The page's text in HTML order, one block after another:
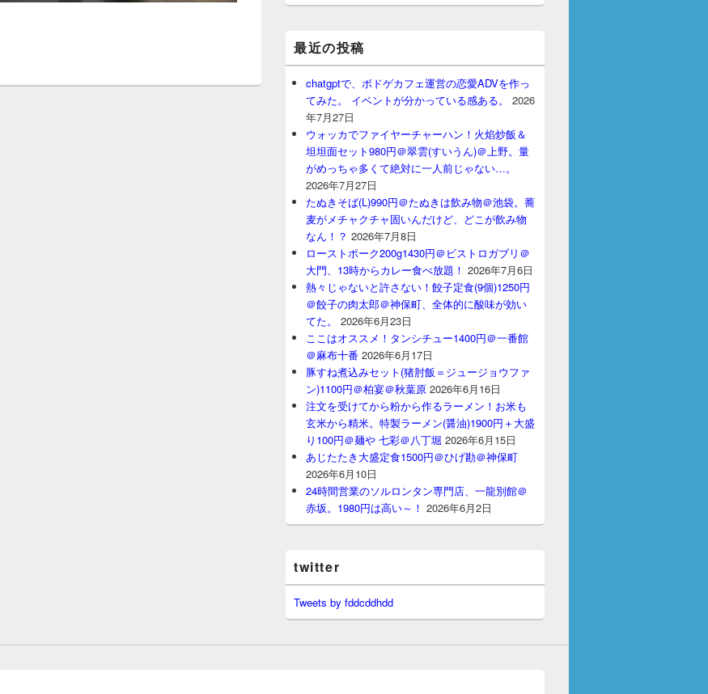
最近の投稿
chatgptで、ボドゲカフェ運営の恋愛ADVを作っ
てみた。 イベントが分かっている感ある。
2026
年7月27日
ウォッカでファイヤーチャーハン！火焰炒飯＆
坦坦面セット980円＠翠雲(すいうん)＠上野。量
がめっちゃ多くて絶対に一人前じゃない…。
2026年7月27日
たぬきそば(L)990円＠たぬきは飲み物＠池袋。蕎
麦がメチャクチャ固いんだけど、どこが飲み物
なん！？ 2026年7月8日
ローストポーク200g1430円＠ビストロガブリ＠
大門、13時からカレー食べ放題！ 2026年7月6日
熱々じゃないと許さない！餃子定食(9個)1250円
＠餃子の肉太郎＠神保町、全体的に酸味が効い
てた。
2026年6月23日
ここはオススメ！タンシチュー1400円＠一番館
＠麻布十番 2026年6月17日
豚すね煮込みセット(猪肘飯＝ジュージョウファ
ン)1100円＠柏宴＠秋葉原 2026年6月16日
注文を受けてから粉から作るラーメン！お米も
玄米から精米。特製ラーメン(醤油)1900円＋大盛
り100円＠麺や 七彩＠八丁堀 2026年6月15日
あじたたき大盛定食1500円＠ひげ勘＠神保町
2026年6月10日
24時間営業のソルロンタン専門店、一龍別館＠
赤坂。1980円は高い～！ 2026年6月2日
twitter
Tweets by fddcddhdd